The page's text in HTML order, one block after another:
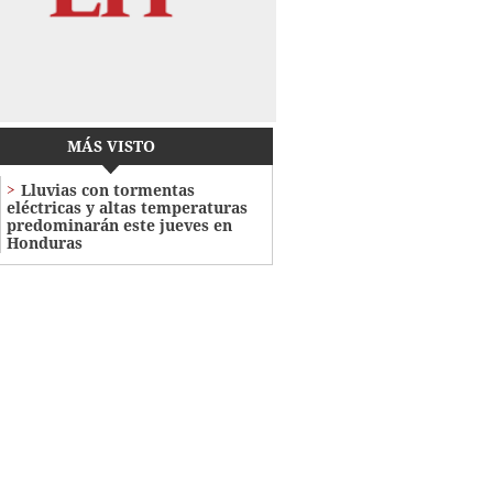
MÁS VISTO
Lluvias con tormentas
eléctricas y altas temperaturas
predominarán este jueves en
Honduras